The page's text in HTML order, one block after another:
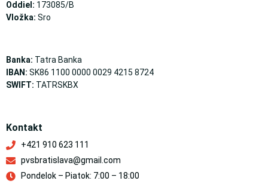
Oddiel: 173085/B
Vložka: Sro
Banka: Tatra Banka
IBAN: SK86 1100 0000 0029 4215 8724
SWIFT: TATRSKBX
Kontakt
+421 910 623 111
pvsbratislava@gmail.com
Pondelok – Piatok: 7:00 – 18:00